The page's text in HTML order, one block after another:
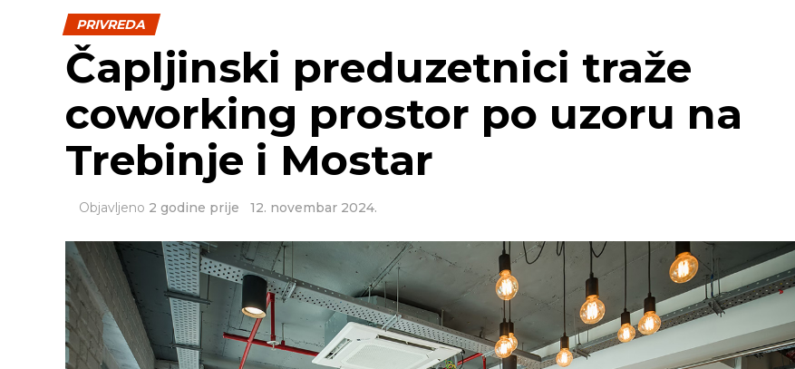
PRIVREDA
Čapljinski preduzetnici traže
coworking prostor po uzoru na
Trebinje i Mostar
Objavljeno 2 godine prije 12. novembar 2024.